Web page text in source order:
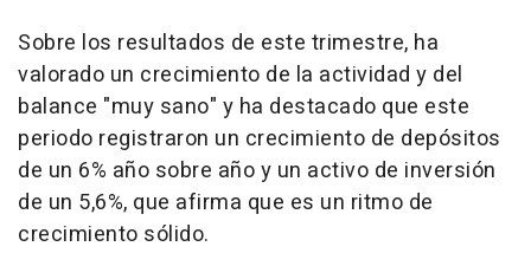
Sobre los resultados de este trimestre, ha
valorado un crecimiento de la actividad y del
balance "muy sano" y ha destacado que este
periodo registraron un crecimiento de depósitos
de un 6% año sobre año y un activo de inversión
de un 5,6%, que afirma que es un ritmo de
crecimiento sólido.